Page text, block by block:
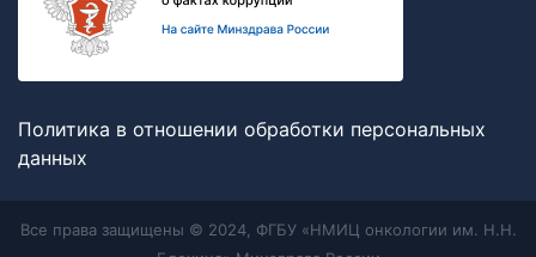
Политика в отношении обработки персональных
данных
Все права защищены © 2024, ФГБУ «НМИЦ онкологии им. Н.Н.